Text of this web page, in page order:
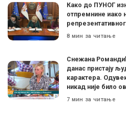
Како до ПУНОГ
отпремнине иако
8 мин за читање
Снежана
данас пристају
карактера.
никад није било
7 мин за читање